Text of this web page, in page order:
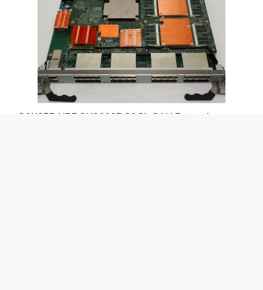
Q0U85B HPE SN8600B 32Gb SAN Extension